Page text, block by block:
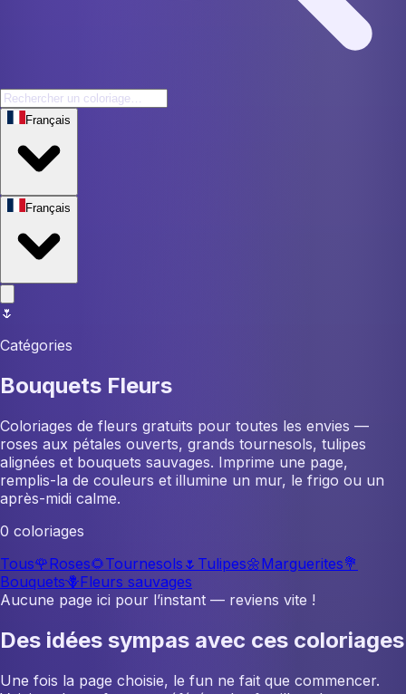
Français
Français
🌷
Catégories
Bouquets Fleurs
Coloriages de fleurs gratuits pour toutes les envies —
roses aux pétales ouverts, grands tournesols, tulipes
alignées et bouquets sauvages. Imprime une page,
remplis-la de couleurs et illumine un mur, le frigo ou un
après-midi calme.
0 coloriages
Tous🌹Roses🌻Tournesols 🌷 Tulipes🌼Marguerites💐
Bouquets🪻Fleurs sauvages
Aucune page ici pour l’instant — reviens vite !
Des idées sympas avec ces coloriages
Une fois la page choisie, le fun ne fait que commencer.